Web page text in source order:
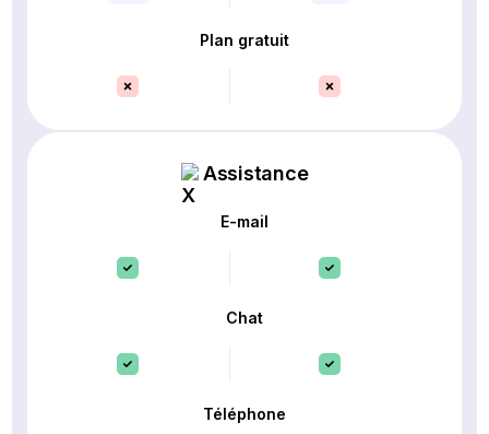
Plan gratuit
Assistance
E-mail
Chat
Téléphone